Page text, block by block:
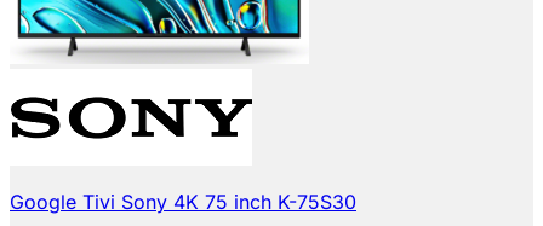
Google Tivi Sony 4K 75 inch K-75S30